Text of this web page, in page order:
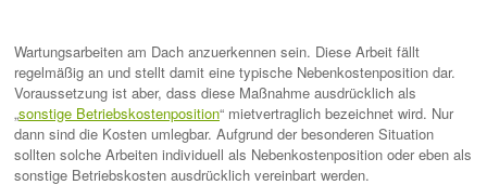
Wartungsarbeiten am Dach anzuerkennen sein. Diese Arbeit fällt
regelmäßig an und stellt damit eine typische Nebenkostenposition dar.
Voraussetzung ist aber, dass diese Maßnahme ausdrücklich als
„sonstige Betriebskostenposition“ mietvertraglich bezeichnet wird. Nur
dann sind die Kosten umlegbar. Aufgrund der besonderen Situation
sollten solche Arbeiten individuell als Nebenkostenposition oder eben als
sonstige Betriebskosten ausdrücklich vereinbart werden.